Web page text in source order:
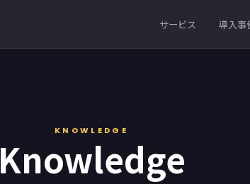
サービス 導入事
KNOWLEDGE
Knowledge